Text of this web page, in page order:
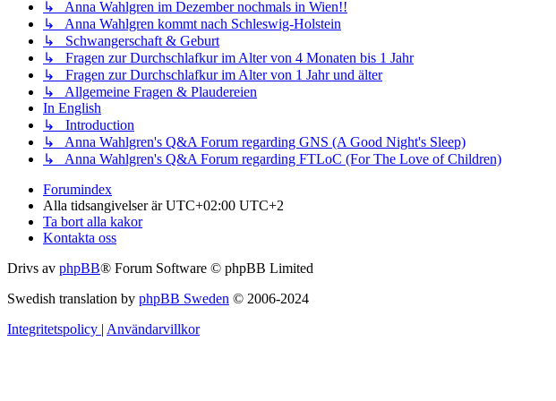
↳ Anna Wahlgren im Dezember nochmals in Wien!!
↳ Anna Wahlgren kommt nach Schleswig-Holstein
↳ Schwangerschaft & Geburt
↳ Fragen zur Durchschlafkur im Alter von 4 Monaten bis 1 Jahr
↳ Fragen zur Durchschlafkur im Alter von 1 Jahr und älter
↳ Allgemeine Fragen & Plaudereien
In English
↳ Introduction
↳ Anna Wahlgren's Q&A Forum regarding GNS (A Good Night's Sleep)
↳ Anna Wahlgren's Q&A Forum regarding FTLoC (For The Love of Children)
Forumindex
Alla tidsangivelser är UTC+02:00 UTC+2
Ta bort alla kakor
Kontakta oss
Drivs av phpBB® Forum Software © phpBB Limited
Swedish translation by phpBB Sweden © 2006-2024
Integritetspolicy | Användarvillkor